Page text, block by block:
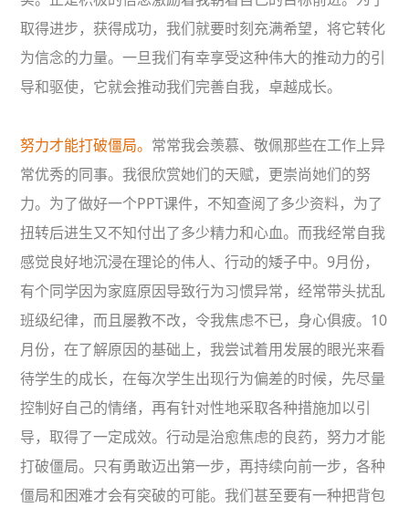
取得进步，获得成功，我们就要时刻充满希望，将它转化
为信念的力量。一旦我们有幸享受这种伟大的推动力的引
导和驱使，它就会推动我们完善自我，卓越成长。
努力才能打破僵局。 常常我会羡慕、敬佩那些在工作上异
常优秀的同事。我很欣赏她们的天赋，更崇尚她们的努
力。为了做好一个PPT课件，不知查阅了多少资料，为了
扭转后进生又不知付出了多少精力和心血。而我经常自我
感觉良好地沉浸在理论的伟人、行动的矮子中。9月份，
有个同学因为家庭原因导致行为习惯异常，经常带头扰乱
班级纪律，而且屡教不改，令我焦虑不已，身心俱疲。10
月份，在了解原因的基础上，我尝试着用发展的眼光来看
待学生的成长，在每次学生出现行为偏差的时候，先尽量
控制好自己的情绪，再有针对性地采取各种措施加以引
导，取得了一定成效。行动是治愈焦虑的良药，努力才能
打破僵局。只有勇敢迈出第一步，再持续向前一步，各种
僵局和困难才会有突破的可能。我们甚至要有一种把背包